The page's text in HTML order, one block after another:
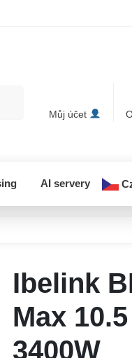
Můj účet
AI servery
Ibelink
Max
3400W